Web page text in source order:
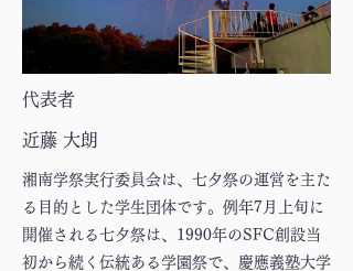
代表者
近藤 大朗
湘南学祭実行委員会は、七夕祭の運営を主た
る目的とした学生団体です。例年7月上旬に
開催される七夕祭は、1990年のSFC創設当
初から続く伝統ある学園祭で、慶應義塾大学